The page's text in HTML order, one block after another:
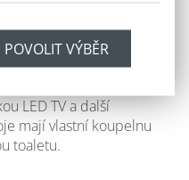
pokojejsou
kategorii hotel****
kávový a čajový
LED TV a další
mají vlastní koupelnu
toaletu.